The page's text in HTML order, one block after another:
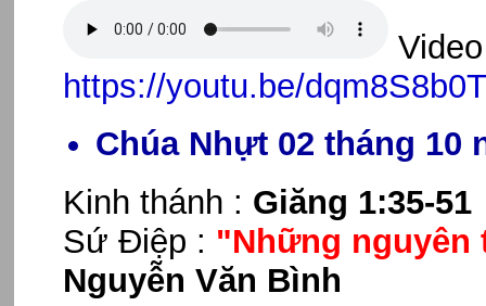
https://youtu.be/
Chúa Nhựt 02 tháng 10
Kinh thánh : Giăng 1:35-51
Sứ Điệp : "Những nguyên
Nguyễn Văn Bình